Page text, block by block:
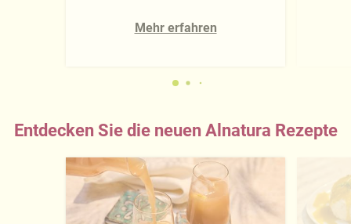
Mehr erfahren
Entdecken Sie die neuen Alnatura Rezepte